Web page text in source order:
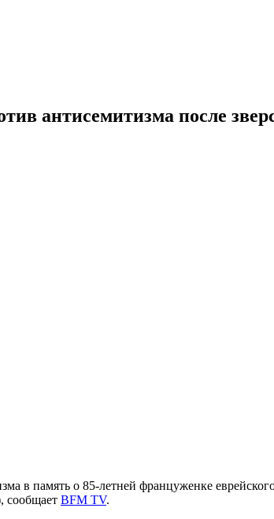
антисемитизма после
в память о 85-летней француженке
сообщает BFM TV.